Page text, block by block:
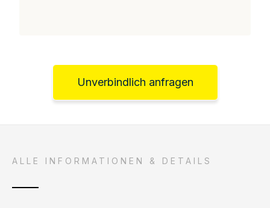
Unverbindlich anfragen
ALLE INFORMATIONEN & DETAILS